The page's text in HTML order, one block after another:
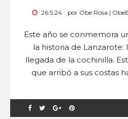
26.5.24 por Obe Rosa |
Este año se conmemora
la historia de Lanzarote:
llegada de la cochinilla.
que arribó a sus costas